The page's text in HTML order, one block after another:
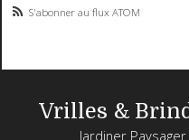
S'abonner au flux ATOM
Vrilles &
Jardiner